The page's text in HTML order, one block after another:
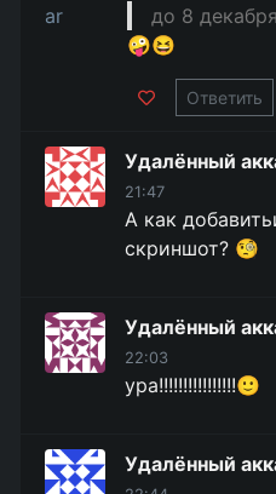
до 8
🤪😆
Ответить
Удалённый
21:47
А как
скриншот? 🧐
Удалённый
22:03
ура!!!!!!!!!!!!!!!!🙂
Удалённый